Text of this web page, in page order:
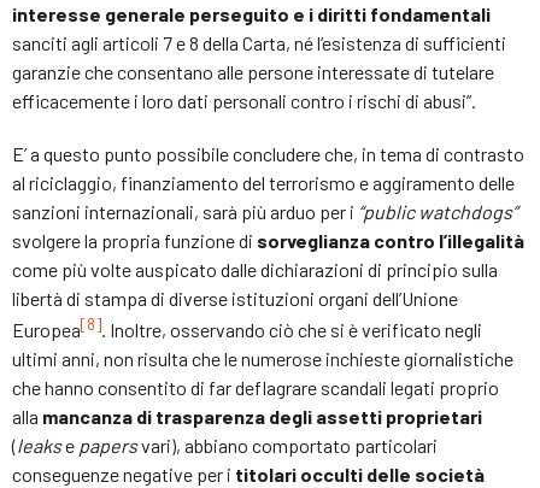
interesse generale perseguito e i diritti fondamentali
sanciti agli articoli 7 e 8 della Carta, né l’esistenza di sufficienti
garanzie che consentano alle persone interessate di tutelare
efficacemente i loro dati personali contro i rischi di abusi”.
E’ a questo punto possibile concludere che, in tema di contrasto
al riciclaggio, finanziamento del terrorismo e aggiramento delle
sanzioni internazionali, sarà più arduo per i “public watchdogs”
svolgere la propria funzione di sorveglianza contro l’illegalità
come più volte auspicato dalle dichiarazioni di principio sulla
libertà di stampa di diverse istituzioni organi dell’Unione
Europea[8]. Inoltre, osservando ciò che si è verificato negli
ultimi anni, non risulta che le numerose inchieste giornalistiche
che hanno consentito di far deflagrare scandali legati proprio
alla mancanza di trasparenza degli assetti proprietari
(leakse papersvari), abbiano comportato particolari
conseguenze negative per i titolari occulti delle società